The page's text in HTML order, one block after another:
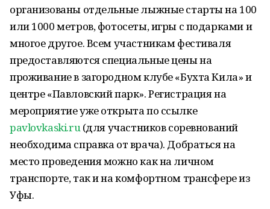
организованы отдельные лыжные старты на 100
или 1000 метров, фотосеты, игры с подарками и
многое другое. Всем участникам фестиваля
предоставляются специальные цены на
проживание в загородном клубе «Бухта Кила» и
центре «Павловский парк». Регистрация на
мероприятие уже открыта по ссылке
pavlovkaski.ru(для участников соревнований
необходима справка от врача). Добраться на
место проведения можно как на личном
транспорте, так и на комфортном трансфере из
Уфы.